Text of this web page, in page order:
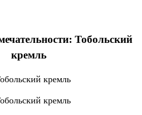
Тобольский
кремль